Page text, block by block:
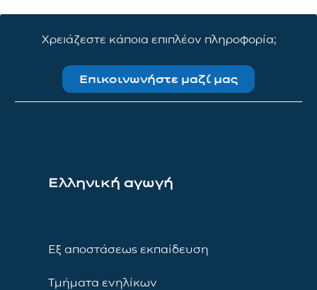
Χρειάζεστε κάποια επιπλέον πληροφορία;
Επικοινωνήστε μαζί μας
Ελληνική αγωγή
Εξ αποστάσεως εκπαίδευση
Τμήματα ενηλίκων